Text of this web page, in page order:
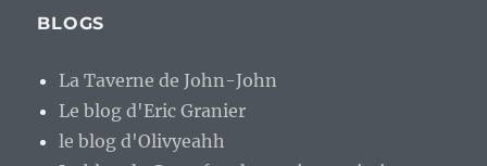
BLOGS
La Taverne de John-John
Le blog d'Eric Granier
le blog d'Olivyeahh